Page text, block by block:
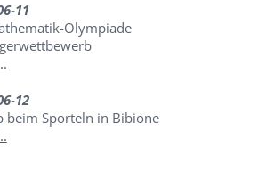
11
Olympiade
12
beim Sporteln in Bibione